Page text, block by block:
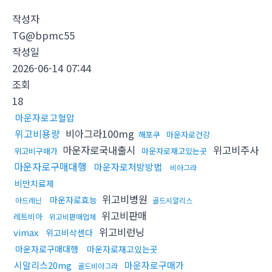
작성자
TG@bpmc55
작성일
2026-06-14 07:44
조회
18
마운자로고혈압
위고비용량 비아그라100mg 해포쿠
마운자로건강
위고비구매가 마운자로국내출시 마운자로재고있는곳 위고비주사
마운자로구매대행
마운자로처방방법 비아그라
비만치료제
아드레닌 마운자로효능 위고비병원 골드시알리스
레트비아 위고비판매업체 위고비판매
vimax 위고비삭센다 위고비런닝
마운자로구매대행 마운자로재고있는곳
시알리스20mg 골드비아그라 마운자로구매가